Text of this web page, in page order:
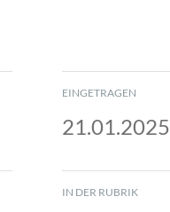
EINGETRAGEN
21.01.2025
IN DER RUBRIK